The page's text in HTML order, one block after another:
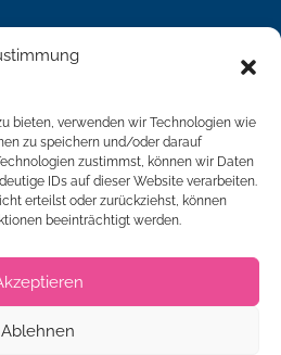
bieten, verwenden wir Technologien wie
zu speichern und/oder darauf
zustimmst, können wir Daten
IDs auf dieser Website verarbeiten.
erteilst oder zurückziehst, können
beeinträchtigt werden.
Ablehnen